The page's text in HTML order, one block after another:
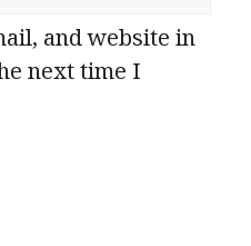
and website in
next time I